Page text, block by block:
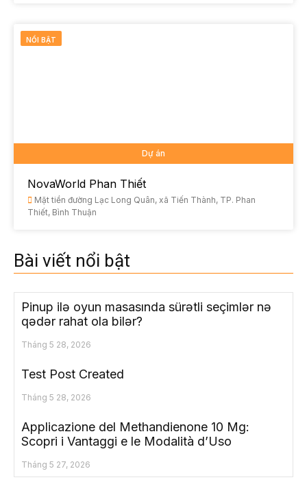
NỔI BẬT
Dự án
NovaWorld Phan Thiết
Mặt tiền đường Lạc Long Quân, xã Tiến Thành, TP. Phan
Thiết, Bình Thuận
Bài viết nổi bật
Pinup ilə oyun masasında sürətli seçimlər nə
qədər rahat ola bilər?
Tháng 5 28, 2026
Test Post Created
Tháng 5 28, 2026
Applicazione del Methandienone 10 Mg:
Scopri i Vantaggi e le Modalità d’Uso
Tháng 5 27, 2026